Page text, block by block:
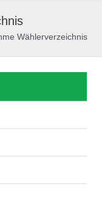
Wählerverzeichnis